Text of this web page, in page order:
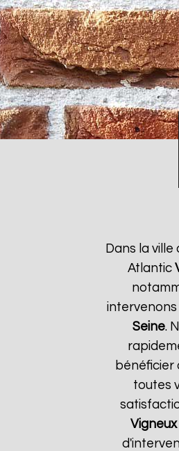
Dans la ville
Atlantic
Seine.
bénéficier
toutes